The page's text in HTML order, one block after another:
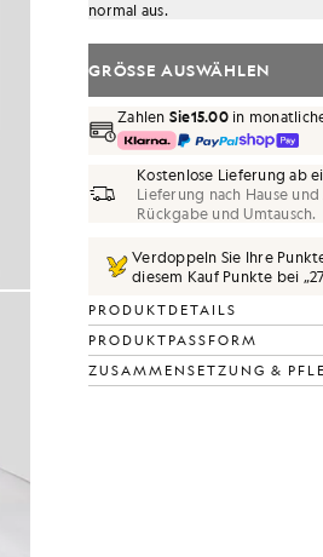
normal aus.
GRÖSSE AUSWÄHLEN
Zahlen Sie15.00in
Kostenlose Lieferung ab
Lieferung nach Hause
Rückgabe und Umtausch.
Verdoppeln Sie Ihre
diesem Kauf Punkte bei „
PRODUKTDETAILS
PRODUKTPASSFORM
ZUSAMMENSETZUNG &